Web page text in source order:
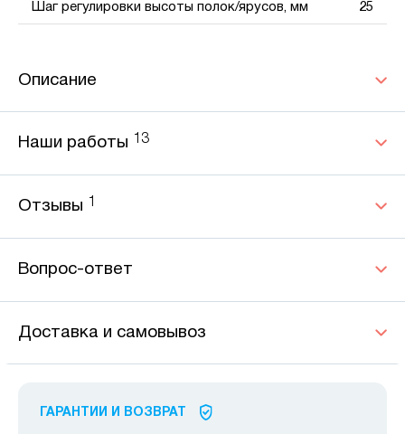
Шаг регулировки высоты полок/ярусов, мм 25
Описание
Наши работы 13
Отзывы 1
Вопрос-ответ
Доставка и самовывоз
ГАРАНТИИ И ВОЗВРАТ